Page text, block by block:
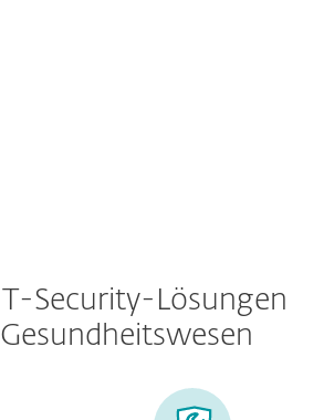
Security-Lösungen